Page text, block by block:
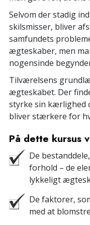
Selvom der stadig
skilsmisser, bliver
samfundets
ægteskaber, men
nogensinde
Tilværelsens
ægteskabet. Der
styrke sin kærlighed
bliver stærkere for
På dette kursus
De
forhold – de
lykkeligt
De faktorer,
med at